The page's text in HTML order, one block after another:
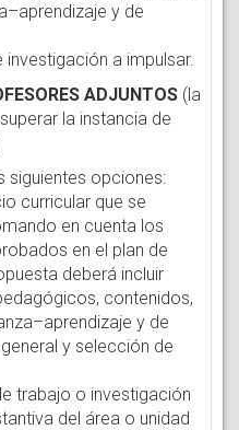
y de
a impulsar.
ADJUNTOS (la
la instancia de
siguientes opciones:
curricular que se
en cuenta los
en el plan de
deberá incluir
contenidos,
y de
y selección de
trabajo o investigación
del área o unidad